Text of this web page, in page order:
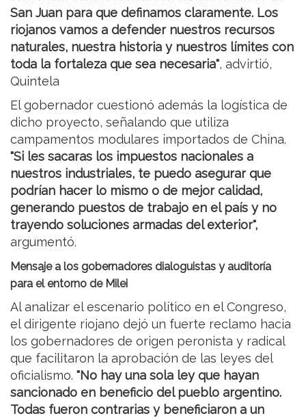
San Juan para que definamos claramente. Los
riojanos vamos a defender nuestros recursos
naturales, nuestra historia y nuestros límites con
toda la fortaleza que sea necesaria", advirtió,
Quintela
El gobernador cuestionó además la logística de
dicho proyecto, señalando que utiliza
campamentos modulares importados de China.
"Si les sacaras los impuestos nacionales a
nuestros industriales, te puedo asegurar que
podrían hacer lo mismo o de mejor calidad,
generando puestos de trabajo en el país y no
trayendo soluciones armadas del exterior",
argumentó.
Mensaje a los gobernadores dialoguistas y auditoría
para el entorno de Milei
Al analizar el escenario político en el Congreso,
el dirigente riojano dejó un fuerte reclamo hacia
los gobernadores de origen peronista y radical
que facilitaron la aprobación de las leyes del
oficialismo. "No hay una sola ley que hayan
sancionado en beneficio del pueblo argentino.
Todas fueron contrarias y beneficiaron a un